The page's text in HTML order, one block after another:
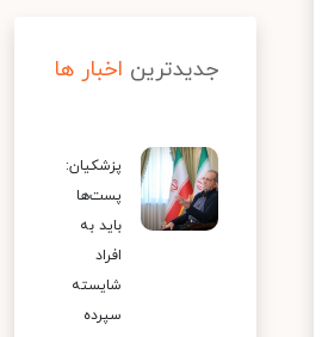
جدیدترین اخبار ها
پزشکیان:
پست‌ها
باید به
افراد
شایسته
سپرده